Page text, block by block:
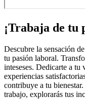
¡Trabaja de tu
Descubre la sensación
tu pasión laboral.
inteseses. Dedicarte a tu
experiencias
contribuye a tu
trabajo, explorarás tus